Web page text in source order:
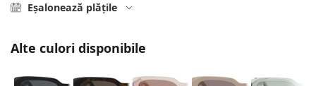
Persol
Eșalonează plățile
Alte culori disponibile